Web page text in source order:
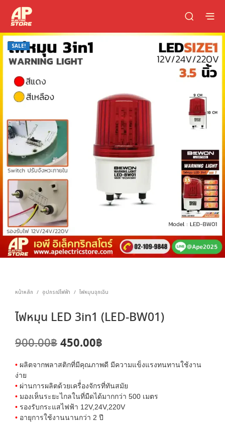
SALE!
หน้าหลัก / อุปกรณ์ไฟฟ้า / ไฟหมุนฉุกเฉิน
ไฟหมุน LED 3in1 (LED-BW01)
900.00฿Original
price
was:
900.00฿.
450.00฿
price
450.00฿.
• ผลิตจากพลาสติกที่มีคุณภาพดี มีความแข็งแรงทนทานใช้งาน
ง่าย
• ผ่านการผลิตด้วยเครื่่องจักรที่ทันสมัย
• มองเห็นระยะไกลในที่มืดได้มากกว่า 500 เมตร
• รองรับกระแสไฟฟ้า 12V,24V,220V
• อายุการใช้งานนานกว่า 2 ปี